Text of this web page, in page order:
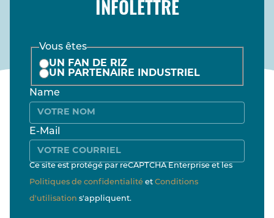
INFOLETTRE
Vous êtes
UN FAN DE RIZ
UN PARTENAIRE INDUSTRIEL
Name
E-Mail
Ce site est protégé par reCAPTCHA Enterprise et les
Politiques de confidentialité et Conditions
d'utilisation s'appliquent.